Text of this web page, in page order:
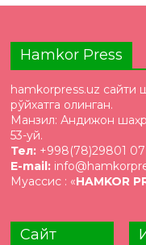
Hamkor Press
hamkorpress.uz сайти
рўйхатга олинган.
Манзил: Андижон
53-уй.
Тел: +998(78)29801 07
E-mail:
Муассис : «HAMKOR
Сайт